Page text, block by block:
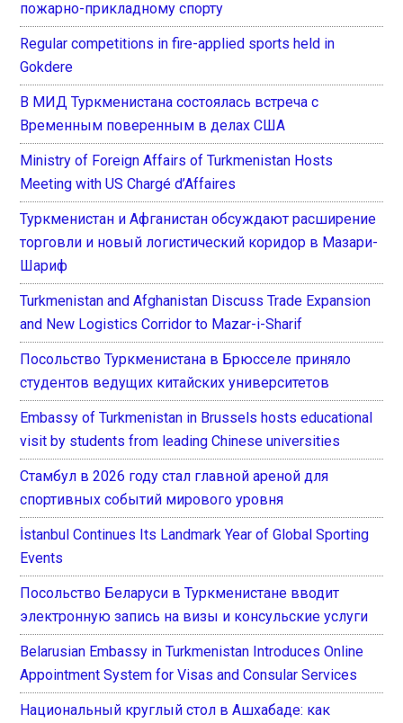
пожарно-прикладному спорту
Regular competitions in fire-applied sports held in
Gokdere
В МИД Туркменистана состоялась встреча с
Временным поверенным в делах США
Ministry of Foreign Affairs of Turkmenistan Hosts
Meeting with US Chargé d’Affaires
Туркменистан и Афганистан обсуждают расширение
торговли и новый логистический коридор в Мазари-
Шариф
Turkmenistan and Afghanistan Discuss Trade Expansion
and New Logistics Corridor to Mazar-i-Sharif
Посольство Туркменистана в Брюсселе приняло
студентов ведущих китайских университетов
Embassy of Turkmenistan in Brussels hosts educational
visit by students from leading Chinese universities
Стамбул в 2026 году стал главной ареной для
спортивных событий мирового уровня
İstanbul Continues Its Landmark Year of Global Sporting
Events
Посольство Беларуси в Туркменистане вводит
электронную запись на визы и консульские услуги
Belarusian Embassy in Turkmenistan Introduces Online
Appointment System for Visas and Consular Services
Национальный круглый стол в Ашхабаде: как